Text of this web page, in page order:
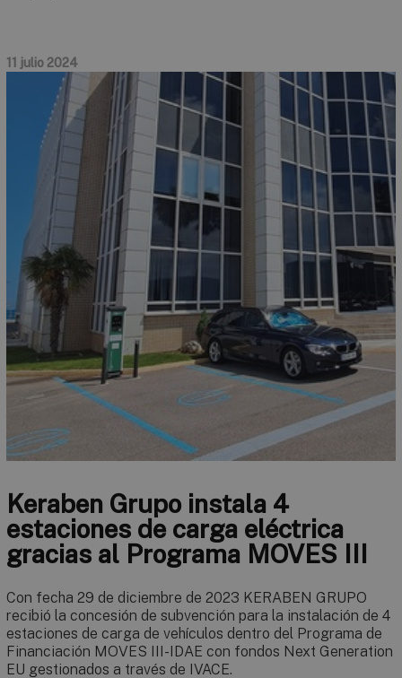
11 julio 2024
Keraben Grupo instala 4
estaciones de carga eléctrica
gracias al Programa MOVES III
Con fecha 29 de diciembre de 2023 KERABEN GRUPO
recibió la concesión de subvención para la instalación de 4
estaciones de carga de vehículos dentro del Programa de
Financiación MOVES III-IDAE con fondos Next Generation
EU gestionados a través de IVACE.